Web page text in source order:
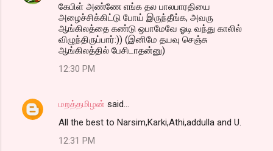
கேபிள் அண்ணே எங்க தல பாலபாரதியை
அழைச்சிக்கிட்டு போய் இருந்தீங்க, அவரு
ஆங்கிலத்தை கண்டு ஒபாமேவே ஓடி வந்து காலில்
விழுந்திருப்பார்:)) (இனிமே தயவு செஞ்சு
ஆங்கிலத்தில் பேசிடாதன்னு)
12:30 PM
மறத்தமிழன் said…
All the best to Narsim,Karki,Athi,addulla and U.
12:31 PM